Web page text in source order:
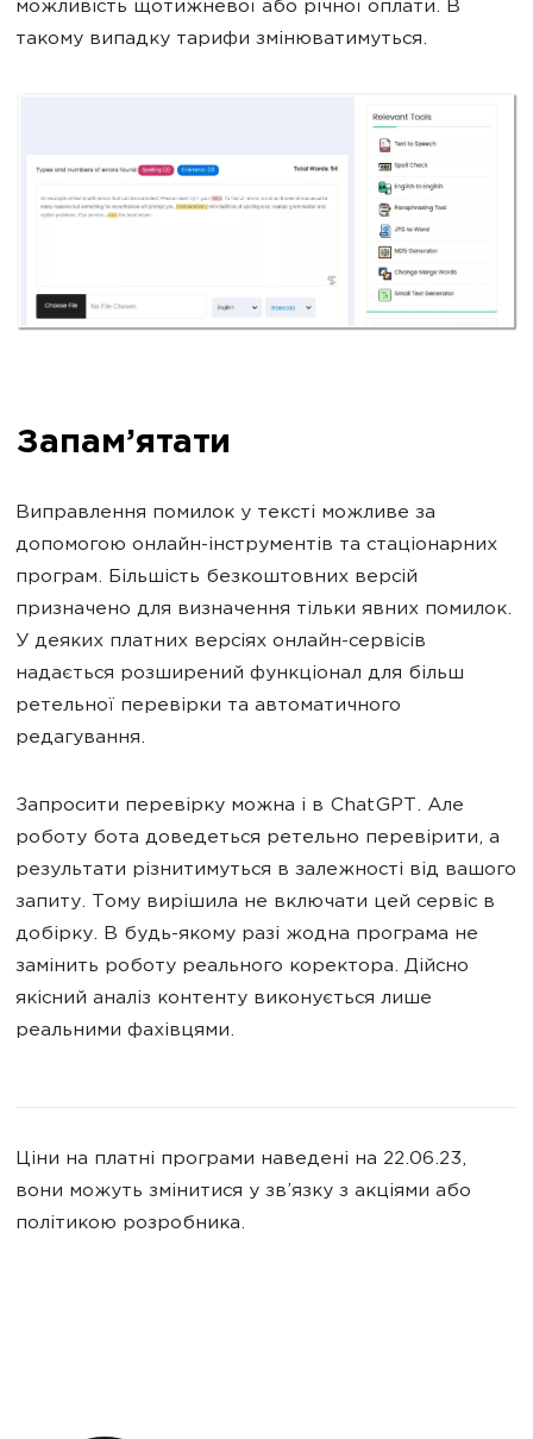
можливість щотижневої або річної оплати. В
такому випадку тарифи змінюватимуться.
Запам’ятати
Виправлення помилок у тексті можливе за
допомогою онлайн-інструментів та стаціонарних
програм. Більшість безкоштовних версій
призначено для визначення тільки явних помилок.
У деяких платних версіях онлайн-сервісів
надається розширений функціонал для більш
ретельної перевірки та автоматичного
редагування.
Запросити перевірку можна і в ChatGPT. Але
роботу бота доведеться ретельно перевірити, а
результати різнитимуться в залежності від вашого
запиту. Тому вирішила не включати цей сервіс в
добірку. В будь-якому разі жодна програма не
замінить роботу реального коректора. Дійсно
якісний аналіз контенту виконується лише
реальними фахівцями.
Ціни на платні програми наведені на 22.06.23,
вони можуть змінитися у зв’язку з акціями або
політикою розробника.